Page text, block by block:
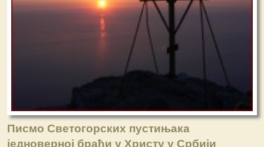
Писмо Светогорских пустињака
једноверној браћи у Xристу у Србији